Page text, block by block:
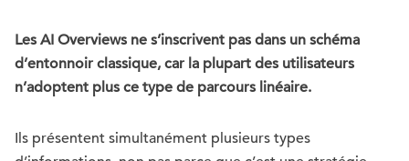
Les AI Overviews ne s’inscrivent pas dans un schéma
d’entonnoir classique, car la plupart des utilisateurs
n’adoptent plus ce type de parcours linéaire.
Ils présentent simultanément plusieurs types